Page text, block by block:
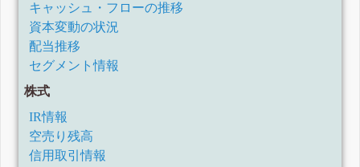
キャッシュ・フローの推移
資本変動の状況
配当推移
セグメント情報
株式
IR情報
空売り残高
信用取引情報